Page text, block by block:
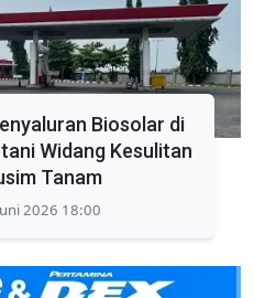
Biosolar di
Widang Kesulitan
Tanam
2026 18:00